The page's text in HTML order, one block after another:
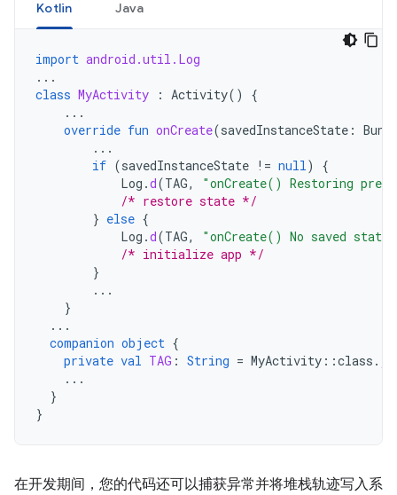
Kotlin Java
import android.util.Log
...
class MyActivity : Activity()
{
...
override fun onCreate(savedInstanceState :
...
if (savedInstanceState != null )
{
Log .d(TAG,
"onCreate() Restoring
/* restore state */
} else {
Log .d(TAG,
"onCreate() No saved
/* initialize app */
}
...
}
...
companion object {
private val TAG : String = MyActivity ::class .
...
}
}
在开发期间，您的代码还可以捕获异常并将堆栈轨迹写入系